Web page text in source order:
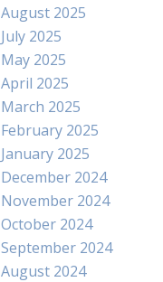
August 2025
July 2025
May 2025
April 2025
March 2025
February 2025
January 2025
December 2024
November 2024
October 2024
September 2024
August 2024